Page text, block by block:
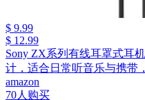
$ 9.99
$ 12.99
Sony ZX系列有线耳罩式耳
计，适合日常听音乐与携带
amazon
70人购买